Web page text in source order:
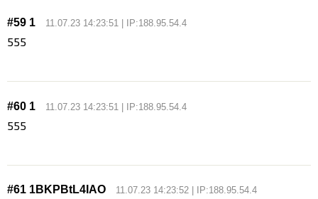
#59 1 11.07.23 14:23:51 | IP:188.95.54.4
555
#60 1 11.07.23 14:23:51 | IP:188.95.54.4
555
#61 1BKPBtL4IAO 11.07.23 14:23:52 | IP:188.95.54.4